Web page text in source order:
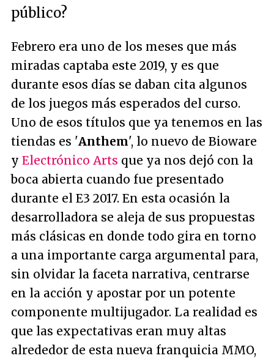
público?
Febrero era uno de los meses que más
miradas captaba este 2019, y es que
durante esos días se daban cita algunos
de los juegos más esperados del curso.
Uno de esos títulos que ya tenemos en las
tiendas es 'Anthem', lo nuevo de Bioware
y Electrónico Arts que ya nos dejó con la
boca abierta cuando fue presentado
durante el E3 2017. En esta ocasión la
desarrolladora se aleja de sus propuestas
más clásicas en donde todo gira en torno
a una importante carga argumental para,
sin olvidar la faceta narrativa, centrarse
en la acción y apostar por un potente
componente multijugador. La realidad es
que las expectativas eran muy altas
alrededor de esta nueva franquicia MMO,